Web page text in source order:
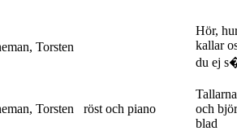
Torsten
Hör,
kallar
du ej
Torsten röst och piano
och
blad